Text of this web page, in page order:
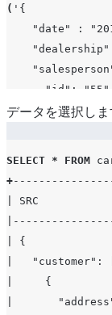
( '{
"date" :
      "id": "55",
"name":
{"name":
データを選択しま
SELECT * FROM
+
| SRC
| {
|
|     {
|